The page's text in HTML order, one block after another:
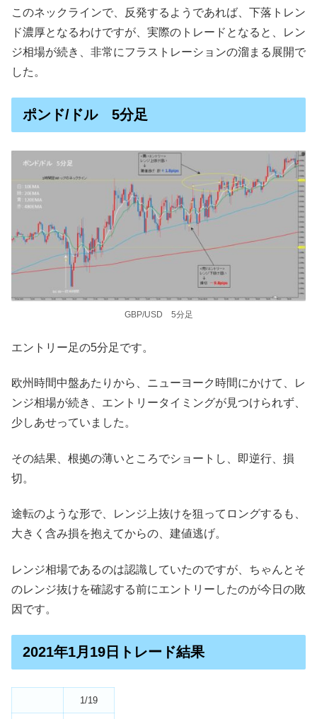
このネックラインで、反発するようであれば、下落トレン
ド濃厚となるわけですが、実際のトレードとなると、レン
ジ相場が続き、非常にフラストレーションの溜まる展開で
した。
ポンド/ドル 5分足
GBP/USD 5分足
エントリー足の5分足です。
欧州時間中盤あたりから、ニューヨーク時間にかけて、レ
ンジ相場が続き、エントリータイミングが見つけられず、
少しあせっていました。
その結果、根拠の薄いところでショートし、即逆行、損
切。
途転のような形で、レンジ上抜けを狙ってロングするも、
大きく含み損を抱えてからの、建値逃げ。
レンジ相場であるのは認識していたのですが、ちゃんとそ
のレンジ抜けを確認する前にエントリーしたのが今日の敗
因です。
2021年1月19日トレード結果
1/19